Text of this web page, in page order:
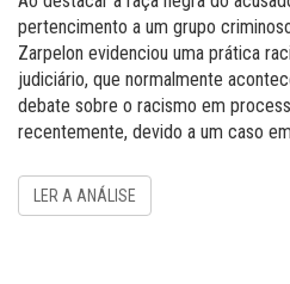
pertencimento a um grupo
Zarpelon evidenciou uma prática
judiciário, que normalmente
debate sobre o racismo em
recentemente, devido a um caso
LER A ANÁLISE